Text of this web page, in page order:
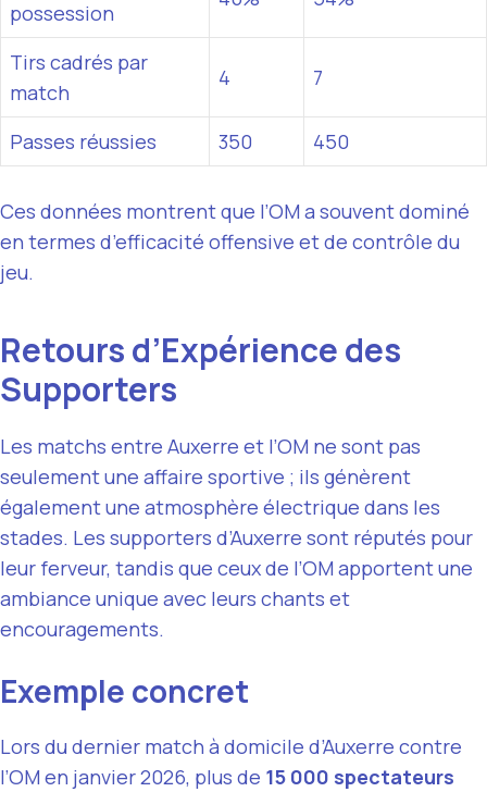
possession
Tirs cadrés par
match
4 7
Passes réussies 350 450
Ces données montrent que l’OM a souvent dominé
en termes d’efficacité offensive et de contrôle du
jeu.
Retours d’Expérience des
Supporters
Les matchs entre Auxerre et l’OM ne sont pas
seulement une affaire sportive ; ils génèrent
également une atmosphère électrique dans les
stades. Les supporters d’Auxerre sont réputés pour
leur ferveur, tandis que ceux de l’OM apportent une
ambiance unique avec leurs chants et
encouragements.
Exemple concret
Lors du dernier match à domicile d’Auxerre contre
l’OM en janvier 2026, plus de 15 000 spectateurs